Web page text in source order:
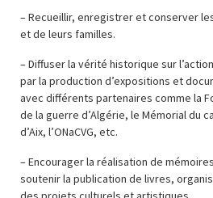
– Recueillir, enregistrer et conserver
et de leurs familles.
– Diffuser la vérité historique sur
par la production d’expositions et
avec différents partenaires comme la
de la guerre d’Algérie, le Mémorial du
d’Aix, l’ONaCVG, etc.
– Encourager la réalisation de
soutenir la publication de livres,